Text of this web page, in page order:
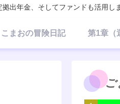
出年金、そしてファンドも活用し
こまおの冒険日記 第1章（
ご